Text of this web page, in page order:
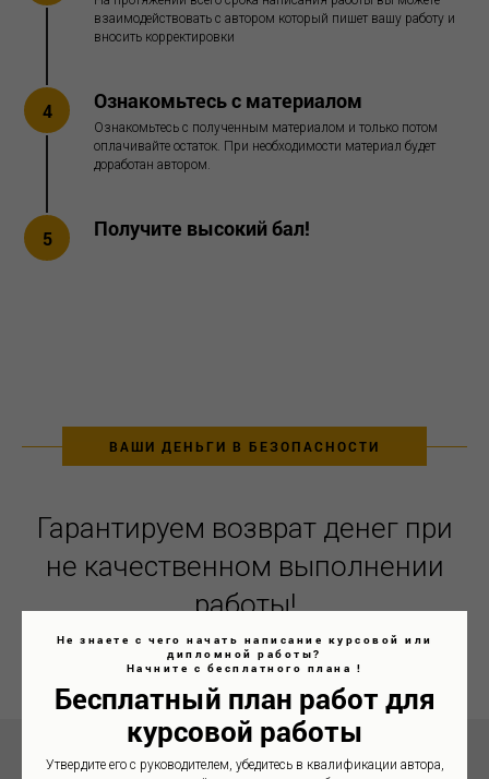
Не знаете с чего начать написание курсовой или
дипломной работы?
Начните с бесплатного плана !
Бесплатный план работ для
курсовой работы
Утвердите его с руководителем, убедитесь в квалификации автора,
взаимодействовать с автором который пишет вашу работу и
вносить корректировки
4 Ознакомьтесь с материалом
Ознакомьтесь с полученным материалом и только потом
оплачивайте остаток. При необходимости материал будет
доработан автором.
5 Получите высокий бал!
ВАШИ ДЕНЬГИ В БЕЗОПАСНОСТИ
Гарантируем возврат денег при
не качественном выполнении
работы!